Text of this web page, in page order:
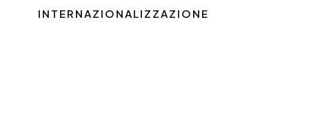
INTERNAZIONALIZZAZIONE